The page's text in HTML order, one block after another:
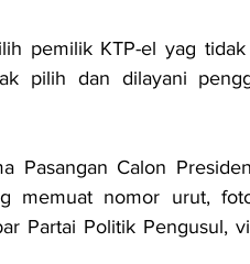
pemilik KTP-el yag
pilih dan dilayani
Pasangan Calon
memuat nomor urut,
Partai Politik Pengusul,